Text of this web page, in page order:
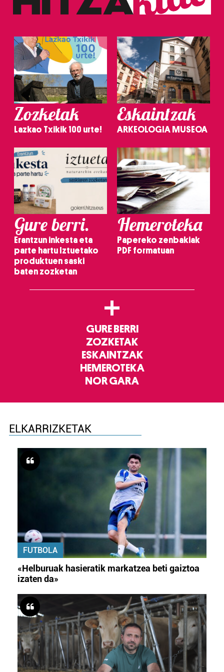
Zozketak
Lazkao Txikik 100 urte!
Eskaintzak
ARKEOLOGIA MUSEOA
Gure berri.
Erantzun inkesta eta
parte hartu Iztuetako
produktuen saski
baten zozketan
Hemeroteka
Papereko zenbakiak
PDF formatuan
+
GURE BERRI
ZOZKETAK
ESKAINTZAK
HEMEROTEKA
NOR GARA
ELKARRIZKETAK
FUTBOLA
«Helburuak hasieratik markatzea beti gaiztoa
izaten da»